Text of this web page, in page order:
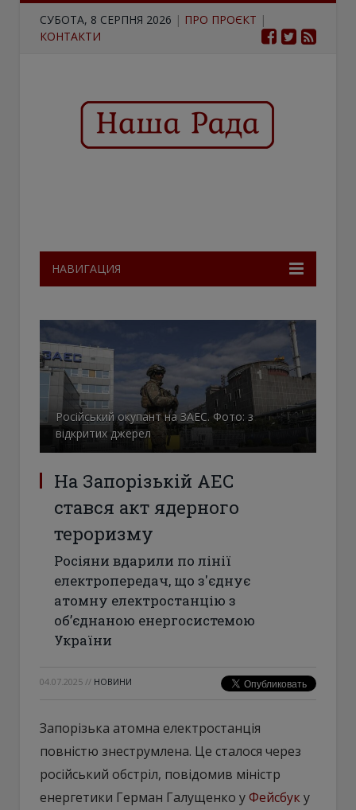
СУБОТА, 8 СЕРПНЯ 2026 | ПРО ПРОЄКТ |
КОНТАКТИ
НАВИГАЦИЯ
Російський окупант на ЗАЕС. Фото: з
відкритих джерел
На Запорізькій АЕС
стався акт ядерного
тероризму
Росіяни вдарили по лінії
електропередач, що з'єднує
атомну електростанцію з
об’єднаною енергосистемою
України
04.07.2025 // НОВИНИ
Запорізька атомна електростанція
повністю знеструмлена. Це сталося через
російський обстріл, повідомив міністр
енергетики Герман Галущенко уФейсбук у